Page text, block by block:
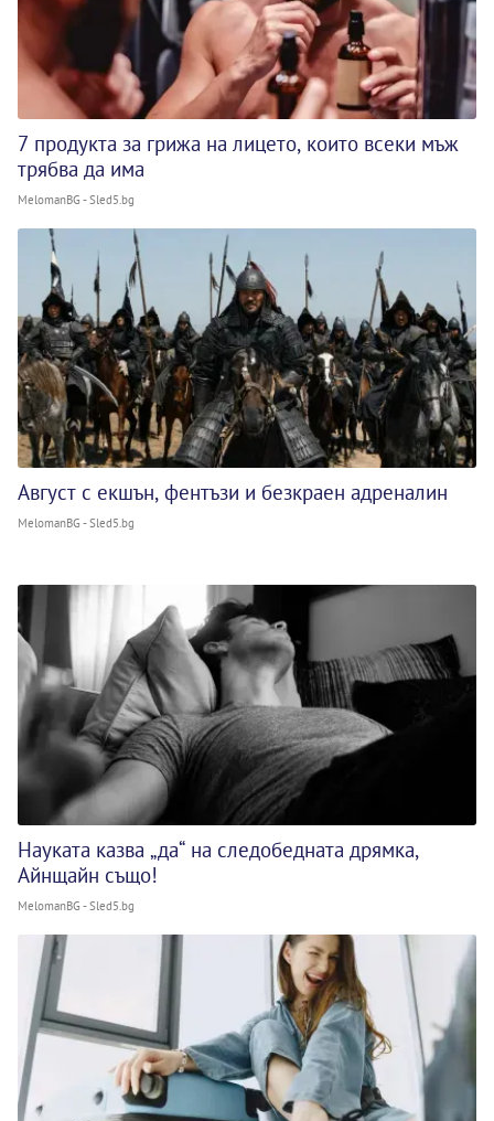
7 продукта за грижа на лицето, които всеки мъж
трябва да има
MelomanBG - Sled5.bg
Август с екшън, фентъзи и безкраен адреналин
MelomanBG - Sled5.bg
Науката казва „да“ на следобедната дрямка,
Айнщайн също!
MelomanBG - Sled5.bg